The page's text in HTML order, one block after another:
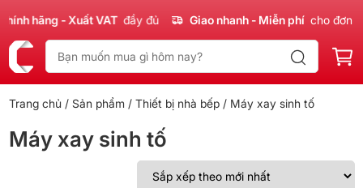
hãng - Xuất VAT đầy đủ Giao nhanh - Miễn phí cho đơn
Trang chủ / Sản phẩm / Thiết bị nhà bếp/ Máy xay sinh tố
Máy xay sinh tố